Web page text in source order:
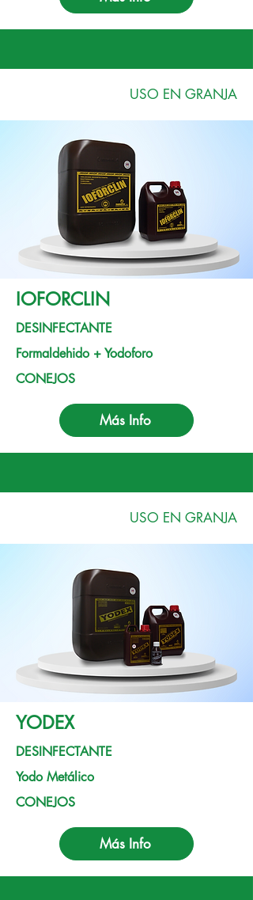
USO EN GRANJA
IOFORCLIN
DESINFECTANTE
Formaldehido + Yodoforo
CONEJOS
Más Info
USO EN GRANJA
YODEX
DESINFECTANTE
Yodo Metálico
CONEJOS
Más Info